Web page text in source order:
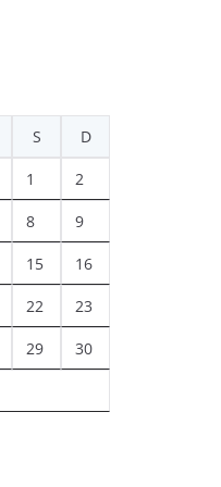
S D
1 2
8 9
15 16
22 23
29 30